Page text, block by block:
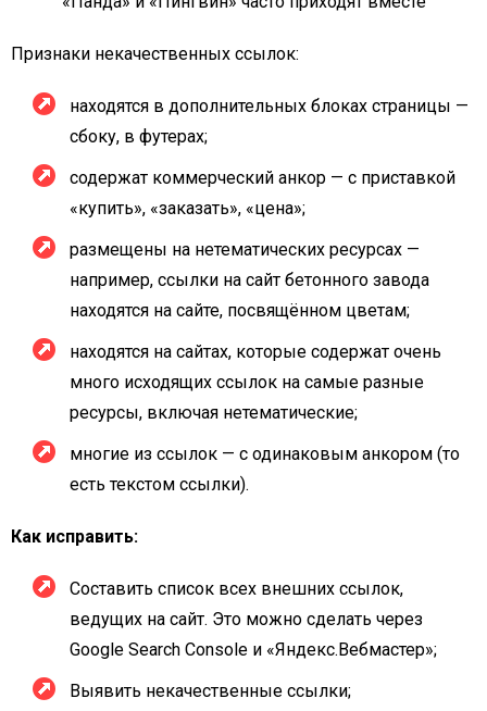
Признаки некачественных ссылок:
находятся в дополнительных блоках страницы —
сбоку, в футерах;
содержат коммерческий анкор — с приставкой
«купить», «заказать», «цена»;
размещены на нетематических ресурсах —
например, ссылки на сайт бетонного завода
находятся на сайте, посвящённом цветам;
находятся на сайтах, которые содержат очень
много исходящих ссылок на самые разные
ресурсы, включая нетематические;
многие из ссылок — с одинаковым анкором (то
есть текстом ссылки).
Как исправить:
Составить список всех внешних ссылок,
ведущих на сайт. Это можно сделать через
Google Search Console и «Яндекс.Вебмастер»;
Выявить некачественные ссылки;